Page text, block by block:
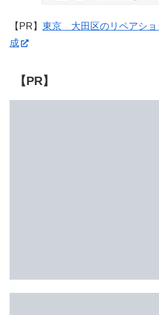
【PR】 東京 大田区のリペアシ
成
【PR】